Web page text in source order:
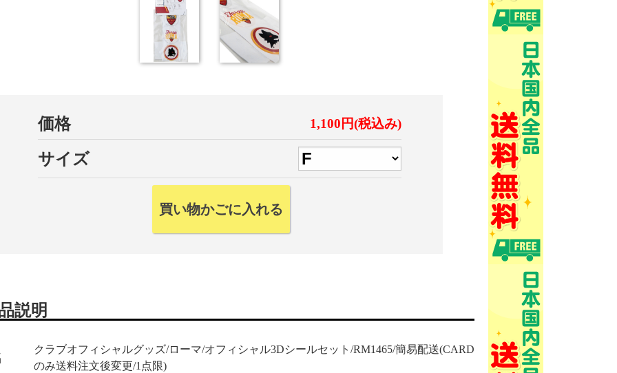
価格 1,100円(税込み)
サイズ
説明
クラブオフィシャルグッズ/ローマ/オフィシャル3Dシールセット/RM1465/簡易配送(CARD
のみ送料注文後変更/1点限)